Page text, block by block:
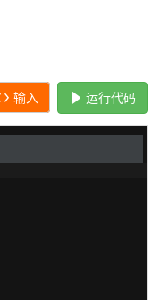
输入 运行代码